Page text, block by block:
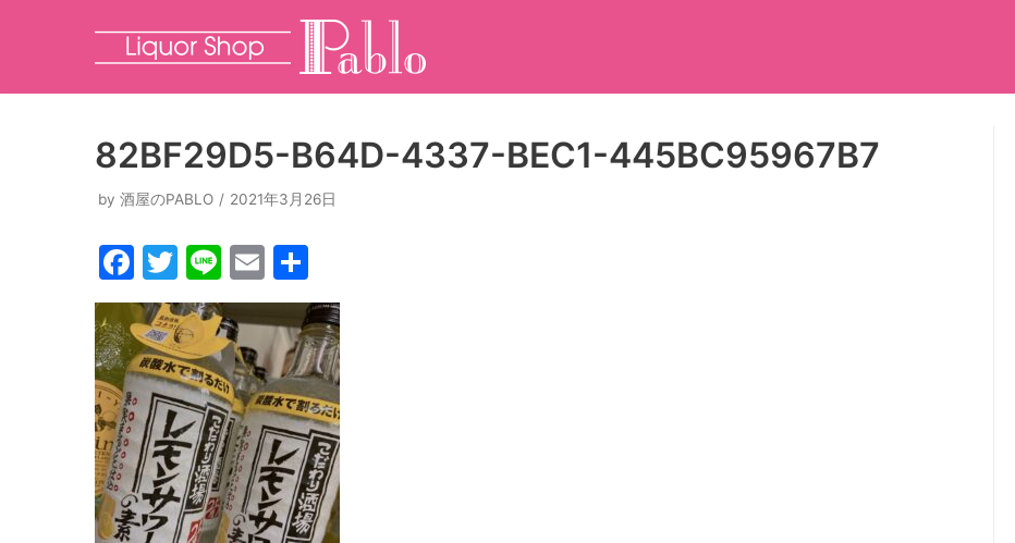
ン
82BF29D5-B64D-4337-BEC1-445BC95967B7
by 酒屋のPABLO 2021年3月26日
F
a
c
e
b
o
o
k
T
w
itt
er
Li
n
e
E
m
ai
l
有